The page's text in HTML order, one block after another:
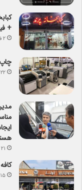
+
۲ فروردین ۱۴۰۳
۲۲ اسفند ۱۴۰۲
۲۱ اسفند ۱۴۰۲
۱۵ اسفند ۱۴۰۲